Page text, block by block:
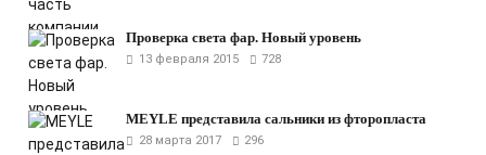
Проверка света фар. Новый уровень
13 февраля 2015 728
MEYLE представила сальники из фторопласта
28 марта 2017 296